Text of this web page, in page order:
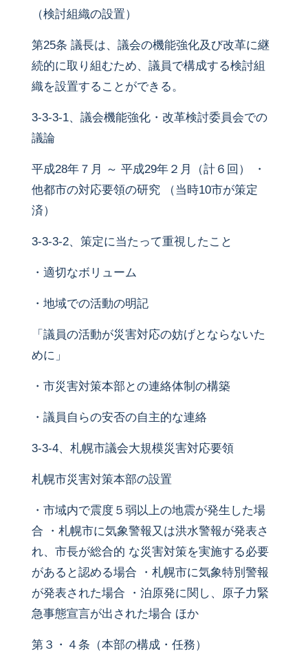
（検討組織の設置）
第25条 議長は、議会の機能強化及び改革に継
続的に取り組むため、議員で構成する検討組
織を設置することができる。
3-3-3-1、議会機能強化・改革検討委員会での
議論
平成28年７月 ～ 平成29年２月（計６回） ・
他都市の対応要領の研究 （当時10市が策定
済）
3-3-3-2、策定に当たって重視したこと
・適切なボリューム
・地域での活動の明記
「議員の活動が災害対応の妨げとならないた
めに」
・市災害対策本部との連絡体制の構築
・議員自らの安否の自主的な連絡
3-3-4、札幌市議会大規模災害対応要領
札幌市災害対策本部の設置
・市域内で震度５弱以上の地震が発生した場
合 ・札幌市に気象警報又は洪水警報が発表さ
れ、市長が総合的 な災害対策を実施する必要
があると認める場合 ・札幌市に気象特別警報
が発表された場合 ・泊原発に関し、原子力緊
急事態宣言が出された場合 ほか
第３・４条（本部の構成・任務）